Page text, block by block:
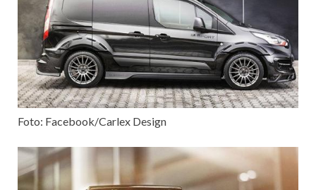
Foto: Facebook/Carlex Design